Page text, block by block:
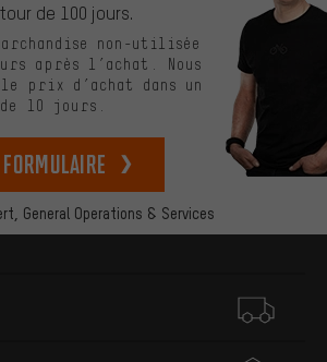
General Operations & Services
de 100 jours.
non-utilisée
après l’achat. Nous
prix d’achat dans un
10 jours.
formulaire